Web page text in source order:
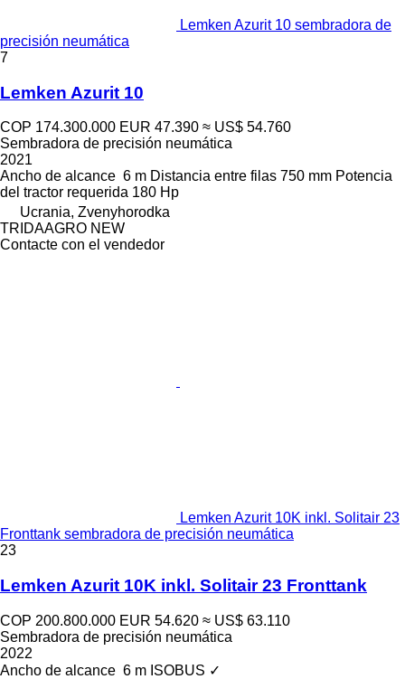
Lemken Azurit 10 sembradora de
precisión neumática
7
Lemken Azurit 10
COP 174.300.000 EUR 47.390 ≈ US$ 54.760
Sembradora de precisión neumática
2021
Ancho de alcance 6 m Distancia entre filas 750 mm Potencia
del tractor requerida 180 Hp
Ucrania, Zvenyhorodka
TRIDAAGRO NEW
Contacte con el vendedor
Lemken Azurit 10K inkl. Solitair 23
Fronttank sembradora de precisión neumática
23
Lemken Azurit 10K inkl. Solitair 23 Fronttank
COP 200.800.000 EUR 54.620 ≈ US$ 63.110
Sembradora de precisión neumática
2022
Ancho de alcance 6 m ISOBUS ✓